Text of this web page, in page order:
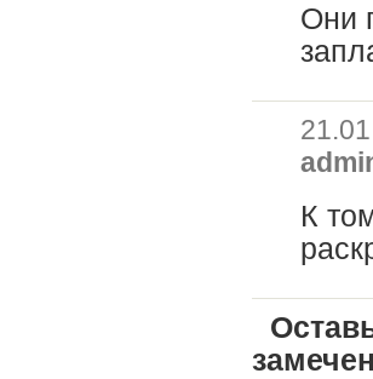
Они
К